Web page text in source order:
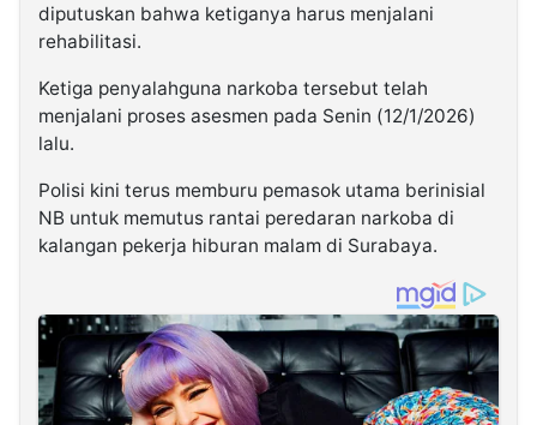
diputuskan bahwa ketiganya harus menjalani
rehabilitasi.
Ketiga penyalahguna narkoba tersebut telah
menjalani proses asesmen pada Senin (12/1/2026)
lalu.
Polisi kini terus memburu pemasok utama berinisial
NB untuk memutus rantai peredaran narkoba di
kalangan pekerja hiburan malam di Surabaya.